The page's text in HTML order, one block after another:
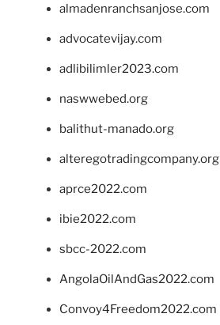
almadenranchsanjose.com
advocatevijay.com
adlibilimler2023.com
naswwebed.org
balithut-manado.org
alteregotradingcompany.org
aprce2022.com
ibie2022.com
sbcc-2022.com
AngolaOilAndGas2022.com
Convoy4Freedom2022.com